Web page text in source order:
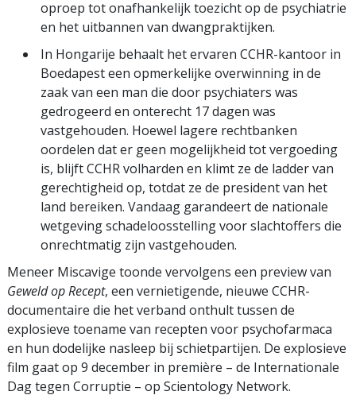
oproep tot onafhankelijk toezicht op de psychiatrie
en het uitbannen van dwangpraktijken.
In Hongarije behaalt het ervaren CCHR-kantoor in
Boedapest een opmerkelijke overwinning in de
zaak van een man die door psychiaters was
gedrogeerd en onterecht 17 dagen was
vastgehouden. Hoewel lagere rechtbanken
oordelen dat er geen mogelijkheid tot vergoeding
is, blijft CCHR volharden en klimt ze de ladder van
gerechtigheid op, totdat ze de president van het
land bereiken. Vandaag garandeert de nationale
wetgeving schadeloosstelling voor slachtoffers die
onrechtmatig zijn vastgehouden.
Meneer Miscavige toonde vervolgens een preview van
Geweld op Recept, een vernietigende, nieuwe CCHR-
documentaire die het verband onthult tussen de
explosieve toename van recepten voor psychofarmaca
en hun dodelijke nasleep bij schietpartijen. De explosieve
film gaat op 9 december in première – de Internationale
Dag tegen Corruptie – op Scientology Network.